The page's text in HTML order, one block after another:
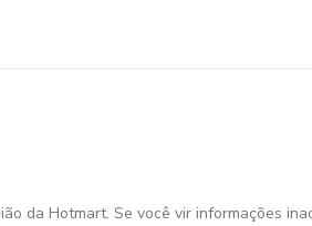
da Hotmart. Se você vir informações